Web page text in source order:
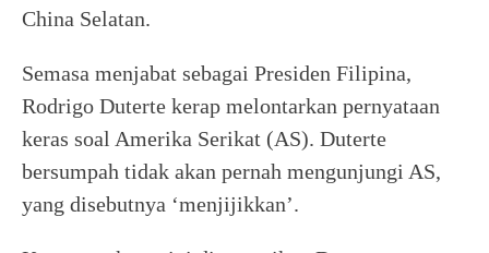
China Selatan.
Semasa menjabat sebagai Presiden Filipina,
Rodrigo Duterte kerap melontarkan pernyataan
keras soal Amerika Serikat (AS). Duterte
bersumpah tidak akan pernah mengunjungi AS,
yang disebutnya ‘menjijikkan’.